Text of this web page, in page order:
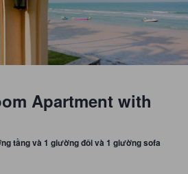
Apartment with
tầng và 1 giường đôi và 1 giường sofa